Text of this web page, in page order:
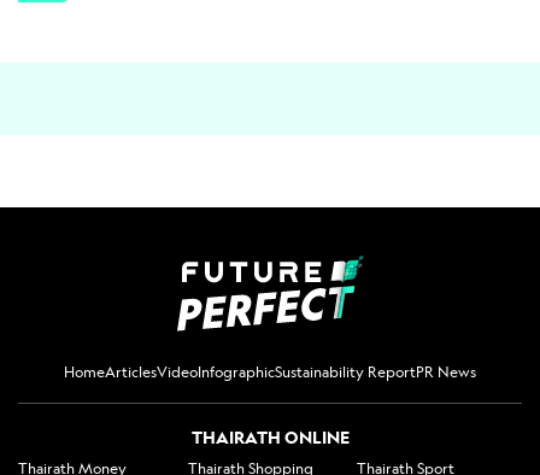
HomeArticlesVideoInfographicSustainability ReportPR News
THAIRATH ONLINE
Thairath Money Thairath Shopping Thairath Sport